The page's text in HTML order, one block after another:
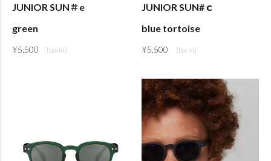
JUNIOR SUN＃e
green
¥5,500
JUNIOR SUN#ｃ
blue tortoise
¥5,500